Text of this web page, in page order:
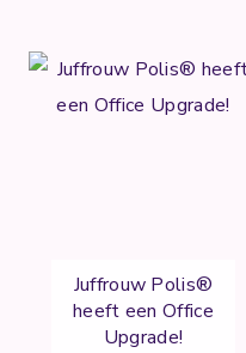
Juffrouw Polis®
heeft een Office
Upgrade!